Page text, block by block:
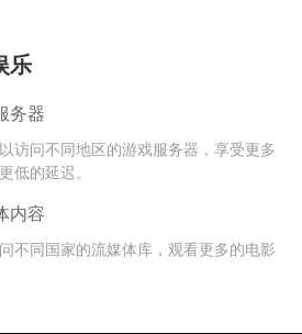
乐
务器
访问不同地区的游戏服务器，享受更多
低的延迟。
内容
不同国家的流媒体库，观看更多的电影